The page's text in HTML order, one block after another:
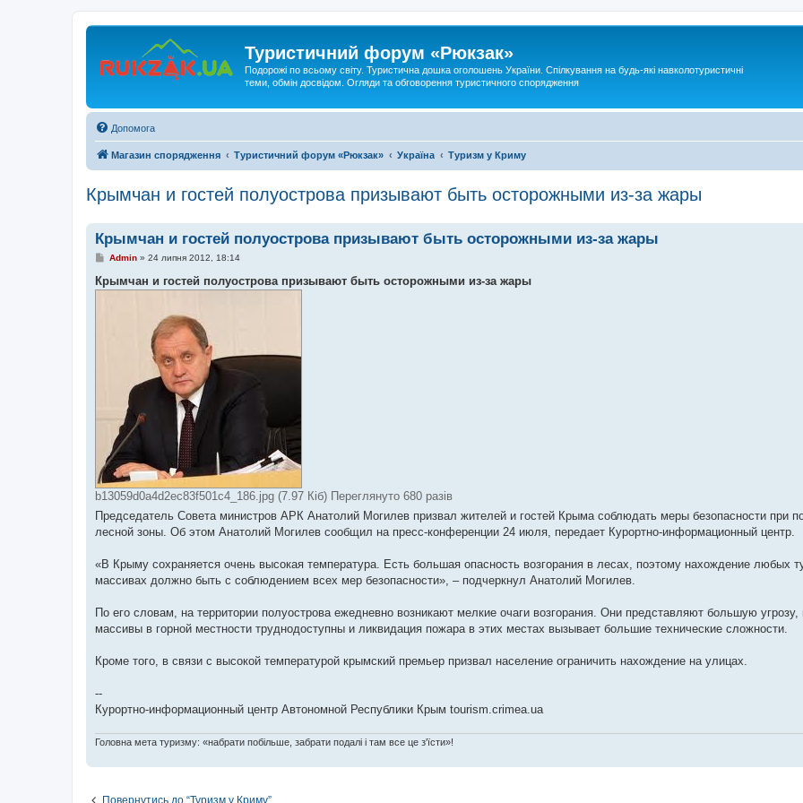
Туристичний форум «Рюкзак»
Подорожі по всьому світу. Туристична дошка оголошень України. Спілкування на будь-які навколотуристичні
теми, обмін досвідом. Огляди та обговорення туристичного спорядження
Допомога
Магазин спорядження Туристичний форум «Рюкзак» Україна Туризм у Криму
Крымчан и гостей полуострова призывают быть осторожными из-за жары
Крымчан и гостей полуострова призывают быть осторожными из-за жары
П
в
і
Admin» 24 липня 2012, 18:14
Крымчан и гостей полуострова призывают быть осторожными из-за жары
b13059d0a4d2ec83f501c4_186.jpg (7.97 Кіб) Переглянуто 680 разів
Председатель Совета министров АРК Анатолий Могилев призвал жителей и гостей Крыма соблюдать меры безопасности при
лесной зоны. Об этом Анатолий Могилев сообщил на пресс-конференции 24 июля, передает Курортно-информационный центр.
«В Крыму сохраняется очень высокая температура. Есть большая опасность возгорания в лесах, поэтому нахождение любых
массивах должно быть с соблюдением всех мер безопасности», – подчеркнул Анатолий Могилев.
По его словам, на территории полуострова ежедневно возникают мелкие очаги возгорания. Они представляют большую
массивы в горной местности труднодоступны и ликвидация пожара в этих местах вызывает большие технические сложности.
Кроме того, в связи с высокой температурой крымский премьер призвал население ограничить нахождение на улицах.
--
Курортно-информационный центр Автономной Республики Крым tourism.crimea.ua
Головна мета туризму: «набрати побільше, забрати подалі і там все це з'їсти»!